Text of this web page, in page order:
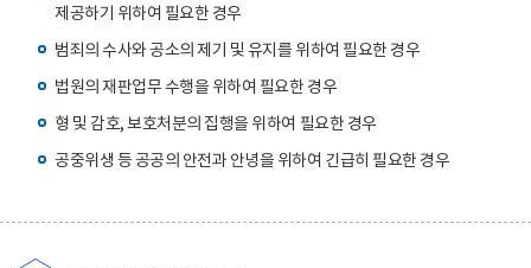
제공하기 위하여 필요한 경우
범죄의 수사와 공소의 제기 및 유지를 위하여 필요한 경우
법원의 재판업무 수행을 위하여 필요한 경우
형 및 감호, 보호처분의 집행을 위하여 필요한 경우
공중위생 등 공공의 안전과 안녕을 위하여 긴급히 필요한 경우